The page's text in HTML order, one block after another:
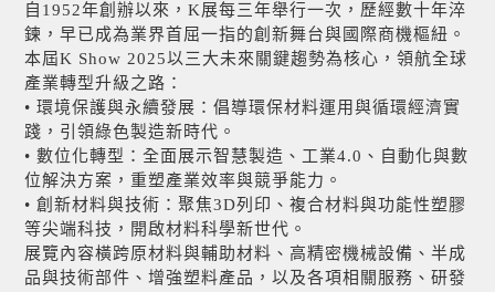
自1952年創辦以來，K展每三年舉行一次，歷經數十年淬
鍊，早已成為業界首屈一指的創新舞台與國際商機樞紐。
本屆K Show 2025以三大未來關鍵趨勢為核心，領航全球
產業轉型升級之路：
• 環境保護與永續發展：倡導環保材料運用與循環經濟實
踐，引領綠色製造新時代。
• 數位化轉型：全面展示智慧製造、工業4.0、自動化與數
位解決方案，重塑產業效率與競爭能力。
• 創新材料與技術：聚焦3D列印、複合材料與功能性塑膠
等尖端科技，開啟材料科學新世代。
展覽內容橫跨原材料與輔助材料、高精密機械設備、半成
品與技術部件、增強塑料產品，以及各項相關服務、研發